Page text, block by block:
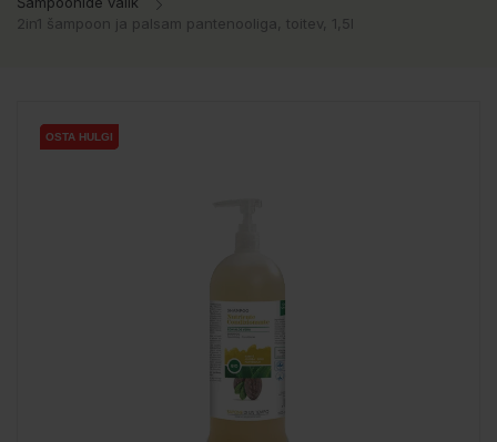
2in1 šampoon ja palsam pantenooliga, toitev, 1,5l
OSTA HULGI
OSTA HULGI
OSTA HULGI